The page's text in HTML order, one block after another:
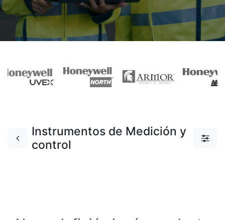
Instrumentos de Medición y
control